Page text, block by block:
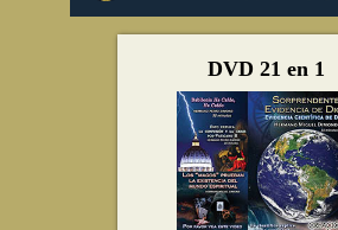
DVD 21 en 1